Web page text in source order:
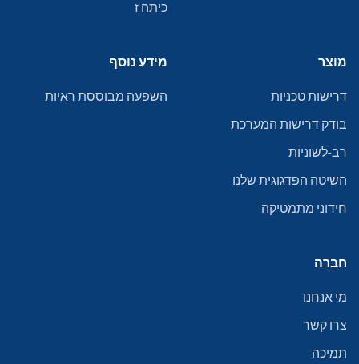
כיתה ז
מוצר
דרישות טכניות
בודק דרישות המערכת
רב-לשוניות
השיטה הפדגוגית שלנו
חידוני מתמטיקה
מידע נוסף
השפעה מבוססת ראיות
חברה
מי אנחנו
צרו קשר
תמיכה